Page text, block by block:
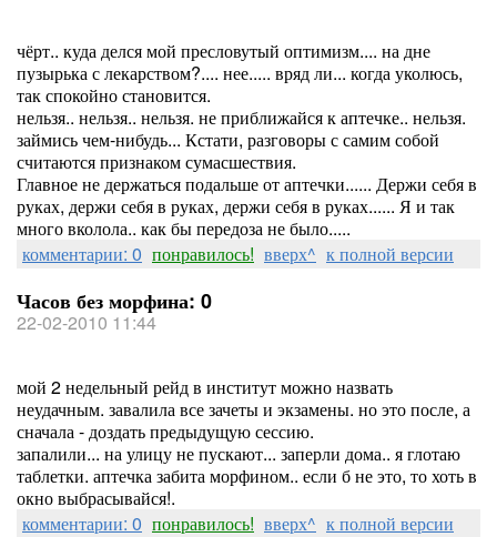
чёрт.. куда делся мой пресловутый оптимизм.... на дне
пузырька с лекарством?.... нее..... вряд ли... когда уколюсь,
так спокойно становится.
нельзя.. нельзя.. нельзя. не приближайся к аптечке.. нельзя.
займись чем-нибудь... Кстати, разговоры с самим собой
считаются признаком сумасшествия.
Главное не держаться подальше от аптечки...... Держи себя в
руках, держи себя в руках, держи себя в руках...... Я и так
много вколола.. как бы передоза не было.....
комментарии: 0 понравилось! вверх^ к полной версии
Часов без морфина: 0
22-02-2010 11:44
мой 2 недельный рейд в институт можно назвать
неудачным. завалила все зачеты и экзамены. но это после, а
сначала - доздать предыдущую сессию.
запалили... на улицу не пускают... заперли дома.. я глотаю
таблетки. аптечка забита морфином.. если б не это, то хоть в
окно выбрасывайся!.
комментарии: 0 понравилось! вверх^ к полной версии